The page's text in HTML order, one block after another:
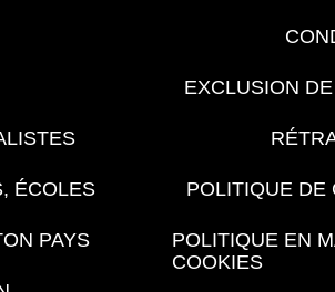
ÉCOLES
PAYS
EXCLUSION
POLITIQUE DE
POLITIQUE EN
COOKIES